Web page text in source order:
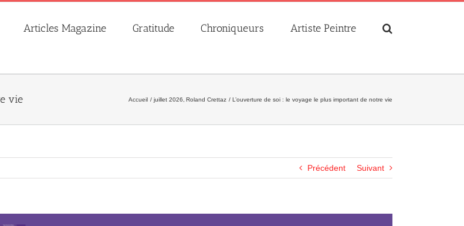
Articles Magazine Gratitude Chroniqueurs Artiste Peintre
vie Accueil juillet 2026 Roland Crettaz L’ouverture de soi : le voyage le plus important de notre vie
Précédent Suivant